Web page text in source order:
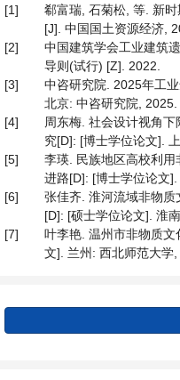
[1]
郗富瑞, 石菊松, 等. 新
[J]. 中国国土资源经济,
[2]
中国建筑学会工业建筑
导则(试行) [Z]. 2022.
[3]
中咨研究院. 2025年工
北京: 中咨研究院, 2025.
[4]
周东梅. 社会设计视角
究[D]: [博士学位论文].
[5]
李瑛. 民族地区高校利
进路[D]: [博士学位论文
[6]
张佳齐. 淮河流域非物
[D]: [硕士学位论文]. 淮
[7]
叶李艳. 温州市非物质
文]. 兰州: 西北师范大学,